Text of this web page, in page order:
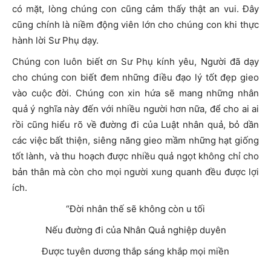
có mặt, lòng chúng con cũng cảm thấy thật an vui. Đây
cũng chính là niềm động viên lớn cho chúng con khi thực
hành lời Sư Phụ dạy.
Chúng con luôn biết ơn Sư Phụ kính yêu, Người đã dạy
cho chúng con biết đem những điều đạo lý tốt đẹp gieo
vào cuộc đời. Chúng con xin hứa sẽ mang những nhân
quả ý nghĩa này đến với nhiều người hơn nữa, để cho ai ai
rồi cũng hiểu rõ về đường đi của Luật nhân quả, bỏ dần
các việc bất thiện, siêng năng gieo mầm những hạt giống
tốt lành, và thu hoạch được nhiều quả ngọt không chỉ cho
bản thân mà còn cho mọi người xung quanh đều được lợi
ích.
“Đời nhân thế sẽ không còn u tối
Nếu đường đi của Nhân Quả nghiệp duyên
Được tuyên dương thắp sáng khắp mọi miền